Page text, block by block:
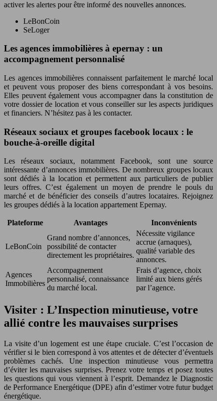
activer les alertes pour être informé des nouvelles annonces.
LeBonCoin
SeLoger
Les agences immobilières à epernay : un
accompagnement personnalisé
Les agences immobilières connaissent parfaitement le marché local
et peuvent vous proposer des biens correspondant à vos besoins.
Elles peuvent également vous accompagner dans la constitution de
votre dossier de location et vous conseiller sur les aspects juridiques
et financiers. N’hésitez pas à les contacter.
Réseaux sociaux et groupes facebook locaux : le
bouche-à-oreille digital
Les réseaux sociaux, notamment Facebook, sont une source
intéressante d’annonces immobilières. De nombreux groupes locaux
sont dédiés à la location et permettent aux particuliers de publier
leurs offres. C’est également un moyen de prendre le pouls du
marché et de bénéficier des conseils d’autres locataires. Rejoignez
les groupes dédiés à la location appartement Epernay.
Plateforme Avantages Inconvénients
LeBonCoin
Grand nombre d’annonces,
possibilité de contacter
directement les propriétaires.
Nécessite vigilance
accrue (arnaques),
qualité variable des
annonces.
Agences
Immobilières
Accompagnement
personnalisé, connaissance
du marché local.
Frais d’agence, choix
limité aux biens gérés
par l’agence.
Visiter : L’Inspection minutieuse, votre
allié contre les mauvaises surprises
La visite d’un logement est une étape cruciale. C’est l’occasion de
vérifier si le bien correspond à vos attentes et de détecter d’éventuels
problèmes cachés. Une inspection minutieuse vous permettra
d’éviter les mauvaises surprises. Prenez votre temps et posez toutes
les questions qui vous viennent à l’esprit. Demandez le Diagnostic
de Performance Energétique (DPE) afin d’estimer votre futur budget
énergétique.